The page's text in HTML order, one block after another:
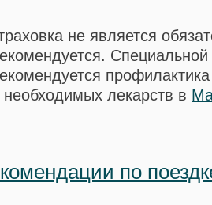
не является
лекарств в
по